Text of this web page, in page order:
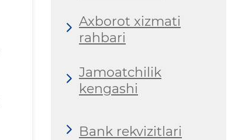
Axborot xizmati
rahbari
Jamoatchilik
kengashi
Bank rekvizitlari